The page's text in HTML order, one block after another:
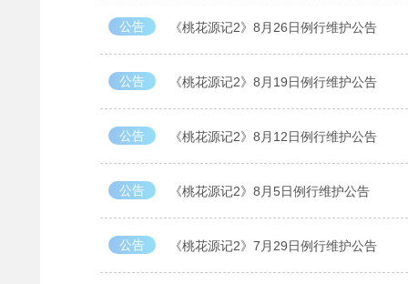
公告 《桃花源记2》8月26日例行维护公告
公告 《桃花源记2》8月19日例行维护公告
公告 《桃花源记2》8月12日例行维护公告
公告 《桃花源记2》8月5日例行维护公告
公告 《桃花源记2》7月29日例行维护公告